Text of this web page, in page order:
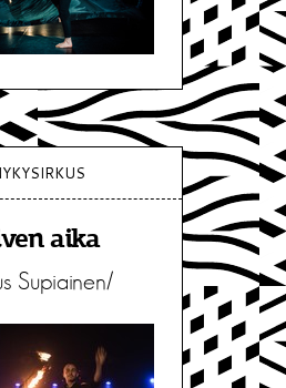
aika
Supiainen/